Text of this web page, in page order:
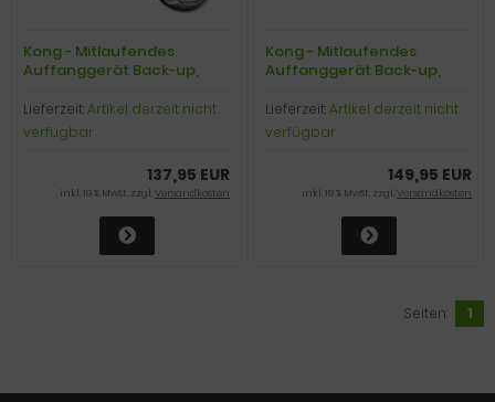
Kong - Mitlaufendes
Auffanggerät Back-up,
Tri AutoBlock
Lieferzeit:Artikel derzeit nicht
verfügbar
137,95 EUR
inkl. 19 % MwSt. zzgl.Versandkosten
Kong - Mitlaufendes
Auffanggerät Back-up,
Tri AutoBlock
Lieferzeit:Artikel derzeit nicht
verfügbar
149,95 EUR
inkl. 19 % MwSt. zzgl.Versandkosten
Seiten: 1